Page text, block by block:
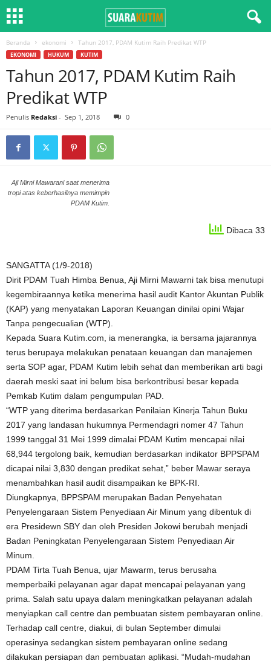
Beranda ekonomi Tahun 2017, PDAM Kutim Raih Predikat WTP
EKONOMI HUKUM KUTIM
Tahun 2017, PDAM Kutim Raih
Predikat WTP
Penulis Redaksi - Sep 1, 2018 0
Aji Mirni Mawarani saat menerima
tropi atas keberhasilnya memimpin
PDAM Kutim.
Dibaca 33
SANGATTA (1/9-2018)
Dirit PDAM Tuah Himba Benua, Aji Mirni Mawarni tak bisa menutupi
kegembiraannya ketika menerima hasil audit Kantor Akuntan Publik
(KAP) yang menyatakan Laporan Keuangan dinilai opini Wajar
Tanpa pengecualian (WTP).
Kepada Suara Kutim.com, ia menerangka, ia bersama jajarannya
terus berupaya melakukan penataan keuangan dan manajemen
serta SOP agar, PDAM Kutim lebih sehat dan memberikan arti bagi
daerah meski saat ini belum bisa berkontribusi besar kepada
Pemkab Kutim dalam pengumpulan PAD.
“WTP yang diterima berdasarkan Penilaian Kinerja Tahun Buku
2017 yang landasan hukumnya Permendagri nomer 47 Tahun
1999 tanggal 31 Mei 1999 dimalai PDAM Kutim mencapai nilai
68,944 tergolong baik, kemudian berdasarkan indikator BPPSPAM
dicapai nilai 3,830 dengan predikat sehat,” beber Mawar seraya
menambahkan hasil audit disampaikan ke BPK-RI.
Diungkapnya, BPPSPAM merupakan Badan Penyehatan
Penyelengaraan Sistem Penyediaan Air Minum yang dibentuk di
era Presidewn SBY dan oleh Presiden Jokowi berubah menjadi
Badan Peningkatan Penyelengaraan Sistem Penyediaan Air
Minum.
PDAM Tirta Tuah Benua, ujar Mawarm, terus berusaha
memperbaiki pelayanan agar dapat mencapai pelayanan yang
prima. Salah satu upaya dalam meningkatkan pelayanan adalah
menyiapkan call centre dan pembuatan sistem pembayaran online.
Terhadap call centre, diakui, di bulan September dimulai
operasinya sedangkan sistem pembayaran online sedang
dilakukan persiapan dan pembuatan aplikasi. “Mudah-mudahan